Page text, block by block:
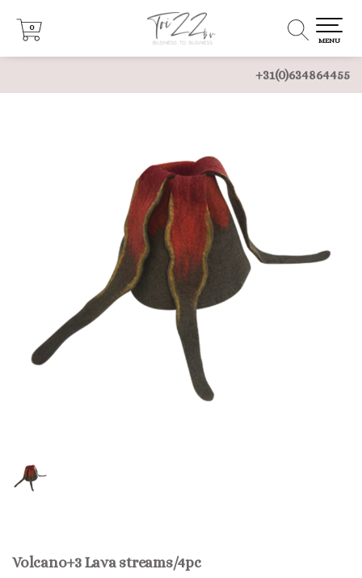
+31(0)634864455
0
0
MENU
Volcano+3 Lava streams/4pc